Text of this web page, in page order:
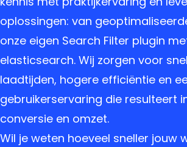
oplossingen: van
onze eigen Search Filter plugin
elasticsearch. Wij zorgen voor
laadtijden, hogere efficiëntie en
gebruikerservaring die resulteert
conversie en omzet.
Wil je weten hoeveel sneller jouw